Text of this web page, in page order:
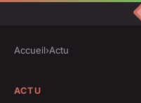
Accueil›Actu
ACTU